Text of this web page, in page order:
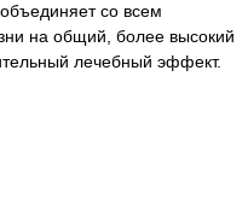
со всем
на общий, более высокий
лечебный эффект.